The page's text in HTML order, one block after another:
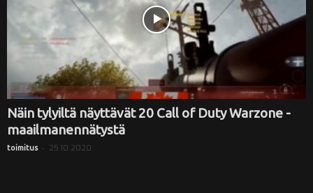
Näin tylyiltä näyttävät 20 Call of Duty Warzone -
maailmanennätystä
toimitus - 25.10.2020